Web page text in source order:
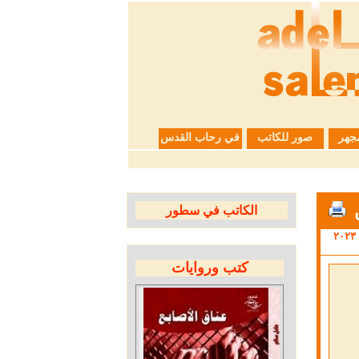
صور للكاتب في رحاب القدس
الكاتب في سطور
كتب وروايات